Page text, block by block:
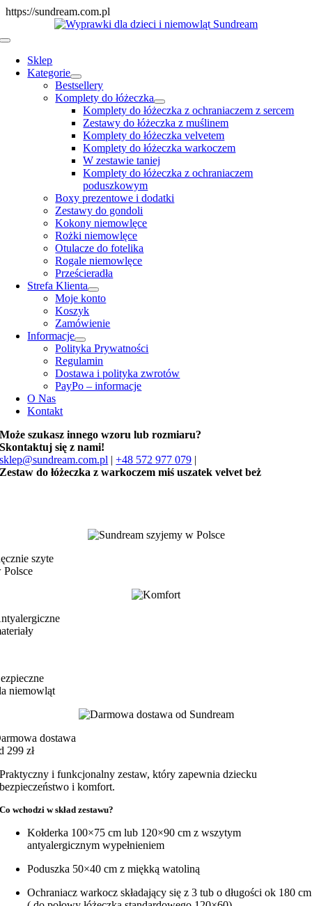
https://sundream.com.pl
to
Toggle
Navigation
Sklep
Kategorie
Bestsellery
Komplety do łóżeczka
Komplety do łóżeczka z ochraniaczem z sercem
Zestawy do łóżeczka z muślinem
Komplety do łóżeczka velvetem
Komplety do łóżeczka warkoczem
W zestawie taniej
Komplety do łóżeczka z ochraniaczem
poduszkowym
Boxy prezentowe i dodatki
Zestawy do gondoli
Kokony niemowlęce
Rożki niemowlęce
Otulacze do fotelika
Rogale niemowlęce
Prześcieradła
Strefa Klienta
Moje konto
Koszyk
Zamówienie
Informacje
Polityka Prywatności
Regulamin
Dostawa i polityka zwrotów
PayPo – informacje
O Nas
Kontakt
Może szukasz innego wzoru lub rozmiaru?
Skontaktuj się z nami!
sklep@sundream.com.pl |+48 572 977 079 |
Zestaw do łóżeczka z warkoczem miś uszatek velvet beż
szyte
Polsce
niemowląt
dostawa
299 zł
Praktyczny i funkcjonalny zestaw, który zapewnia dziecku
bezpieczeństwo i komfort.
Co wchodzi w skład zestawu?
Kołderka 100×75 cm lub 120×90 cm z wszytym
antyalergicznym wypełnieniem
Poduszka 50×40 cm z miękką watoliną
Ochraniacz warkocz składający się z 3 tub o długości ok 180 cm